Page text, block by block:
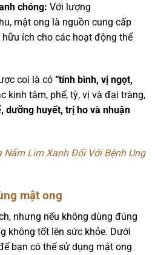
chóng: Với lượng
mật ong là nguồn cung cấp
ích cho các hoạt động thể
coi là có “tính bình, vị ngọt,
kinh tâm, phế, tỳ, vị và đại tràng,
dưỡng huyết, trị ho và nhuận
Nấm Lim Xanh Đối Với Bệnh Ung
mật ong
nhưng nếu không dùng đúng
không tốt lên sức khỏe. Dưới
bạn có thể sử dụng mật ong